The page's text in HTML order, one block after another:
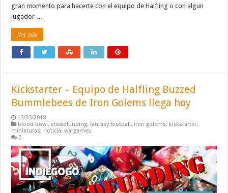
gran momento para hacerte con el equipo de Halfling o con algun
jugador …
Ver más
Kickstarter – Equipo de Halfling Buzzed
Bummlebees de Iron Golems llega hoy
15/05/2018
blood bowl, crowdfunding,fantasy football, iron golems, kickstarter,
miniaturas, noticia,wargames
0